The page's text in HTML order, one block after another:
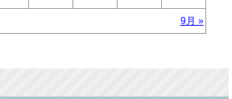
9月 »